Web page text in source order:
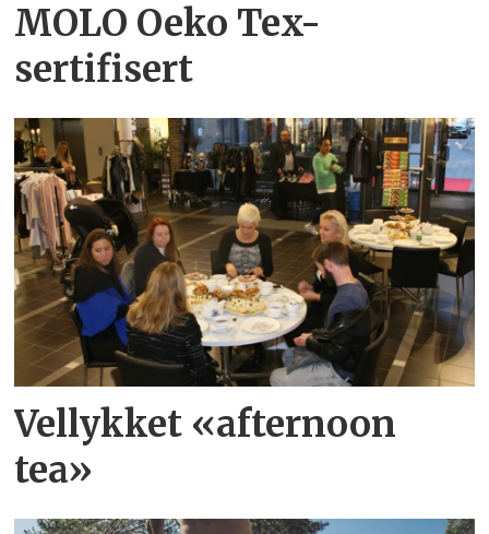
MOLO Oeko Tex-
sertifisert
Vellykket «afternoon
tea»